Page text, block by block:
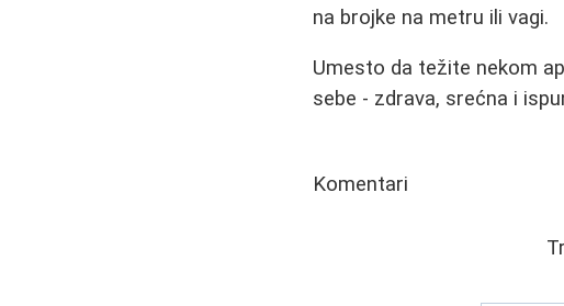
na brojke na metru ili vagi.
Umesto da težite nekom
sebe - zdrava, srećna i
Komentari